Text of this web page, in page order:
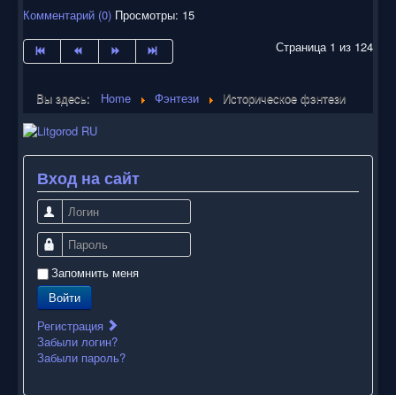
Комментарий (0) Просмотры: 15
Страница 1 из 124
Вы здесь: Home Фэнтези Историческое фэнтези
Вход на сайт
Логин
Пароль
Запомнить меня
Войти
Регистрация
Забыли логин?
Забыли пароль?